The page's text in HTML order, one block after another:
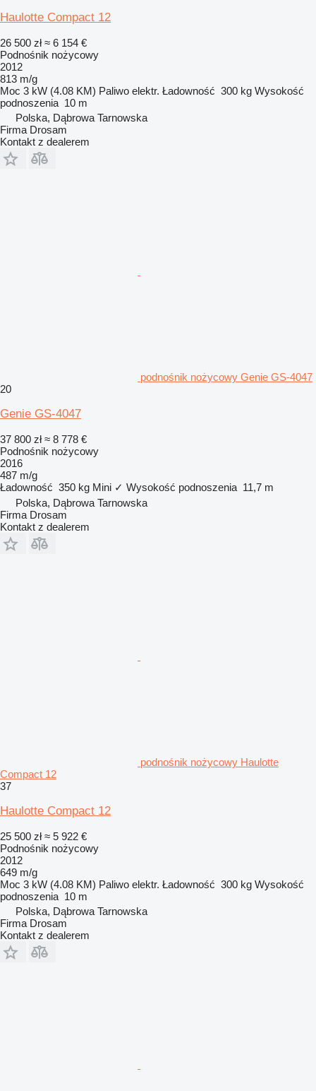
Haulotte Compact 12
26 500 zł ≈ 6 154 €
Podnośnik nożycowy
2012
813 m/g
Moc 3 kW (4.08 KM) Paliwo elektr. Ładowność 300 kg Wysokość
podnoszenia 10 m
Polska, Dąbrowa Tarnowska
Firma Drosam
Kontakt z dealerem
podnośnik nożycowy Genie GS-4047
20
Genie GS-4047
37 800 zł ≈ 8 778 €
Podnośnik nożycowy
2016
487 m/g
Ładowność 350 kg Mini ✓ Wysokość podnoszenia 11,7 m
Polska, Dąbrowa Tarnowska
Firma Drosam
Kontakt z dealerem
podnośnik nożycowy Haulotte
Compact 12
37
Haulotte Compact 12
25 500 zł ≈ 5 922 €
Podnośnik nożycowy
2012
649 m/g
Moc 3 kW (4.08 KM) Paliwo elektr. Ładowność 300 kg Wysokość
podnoszenia 10 m
Polska, Dąbrowa Tarnowska
Firma Drosam
Kontakt z dealerem